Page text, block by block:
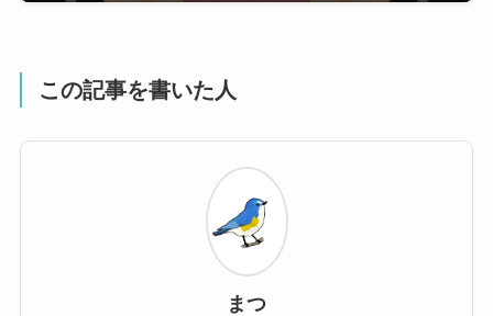
この記事を書いた人
まつ